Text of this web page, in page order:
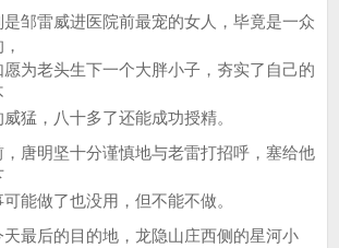
雷威进医院前最宠的女人，毕竟是一众
为老头生下一个大胖小子，夯实了自己的
猛，八十多了还能成功授精。
明坚十分谨慎地与老雷打招呼，塞给他
能做了也没用，但不能不做。
后的目的地，龙隐山庄西侧的星河小